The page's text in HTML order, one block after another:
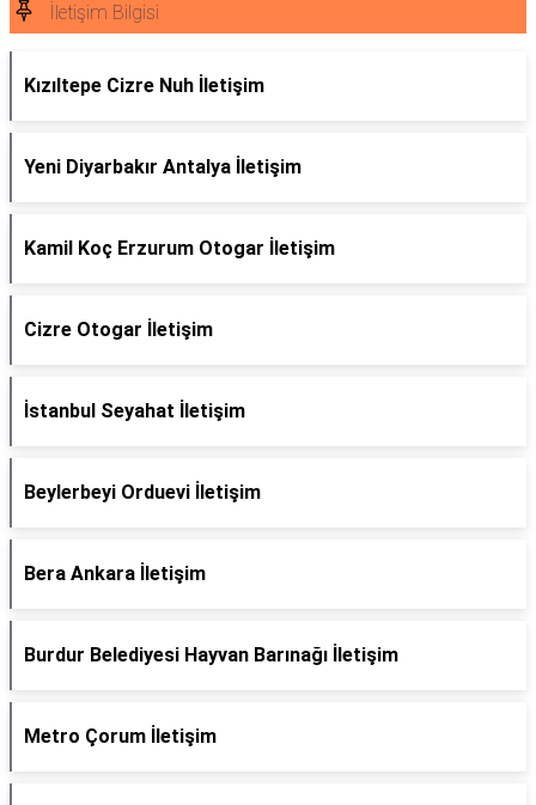
İletişim Bilgisi
Kızıltepe Cizre Nuh İletişim
Yeni Diyarbakır Antalya İletişim
Kamil Koç Erzurum Otogar İletişim
Cizre Otogar İletişim
İstanbul Seyahat İletişim
Beylerbeyi Orduevi İletişim
Bera Ankara İletişim
Burdur Belediyesi Hayvan Barınağı İletişim
Metro Çorum İletişim